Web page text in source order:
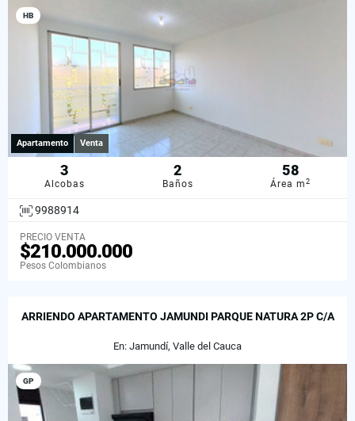
HB
Apartamento Venta
3
Alcobas
2
Baños
58
Área m2
9988914
PRECIO VENTA
$210.000.000
Pesos Colombianos
ARRIENDO APARTAMENTO JAMUNDI PARQUE NATURA 2P C/A
En: Jamundí, Valle del Cauca
GP